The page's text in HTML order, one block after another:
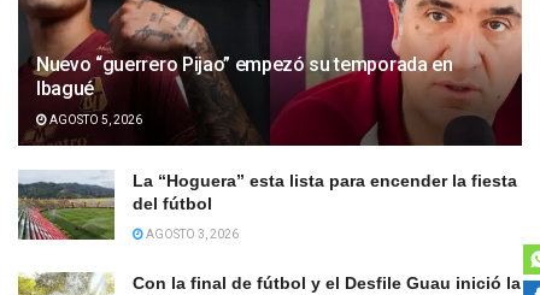
Nuevo “guerrero Pijao” empezó su temporada en
Ibagué
AGOSTO 5, 2026
La “Hoguera” esta lista para encender la fiesta
del fútbol
AGOSTO 3, 2026
Con la final de fútbol y el Desfile Guau inició la